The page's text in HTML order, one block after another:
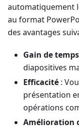
automatiquement
au format
des avantages
Gain de temps
diapositives
Efficacité :
présentation
opérations
Amélioration